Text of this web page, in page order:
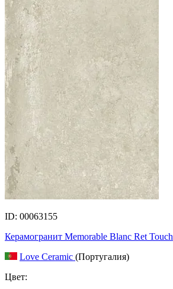
ID: 00063155
Керамогранит Memorable Blanc Ret Touch
Love Ceramic (Португалия)
Цвет: